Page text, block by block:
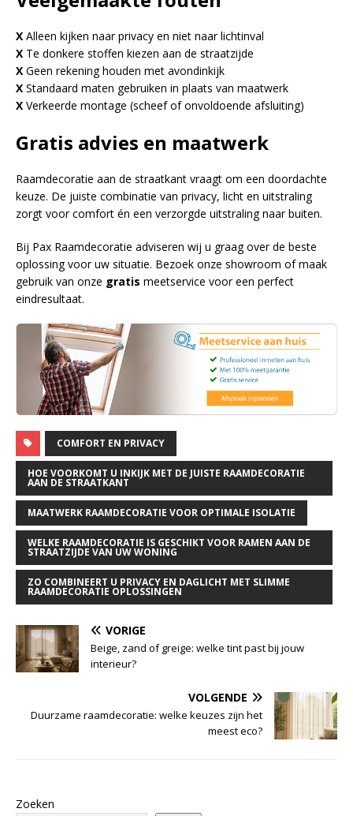
X Alleen kijken naar privacy en niet naar lichtinval
X Te donkere stoffen kiezen aan de straatzijde
X Geen rekening houden met avondinkijk
X Standaard maten gebruiken in plaats van maatwerk
X Verkeerde montage (scheef of onvoldoende afsluiting)
Gratis advies en maatwerk
Raamdecoratie aan de straatkant vraagt om een doordachte
keuze. De juiste combinatie van privacy, licht en uitstraling
zorgt voor comfort én een verzorgde uitstraling naar buiten.
Bij Pax Raamdecoratie adviseren wij u graag over de beste
oplossing voor uw situatie. Bezoek onze showroom of maak
gebruik van onze gratis meetservice voor een perfect
eindresultaat.
COMFORT EN PRIVACY
HOE VOORKOMT U INKIJK MET DE JUISTE RAAMDECORATIE
AAN DE STRAATKANT
MAATWERK RAAMDECORATIE VOOR OPTIMALE ISOLATIE
WELKE RAAMDECORATIE IS GESCHIKT VOOR RAMEN AAN DE
STRAATZIJDE VAN UW WONING
ZO COMBINEERT U PRIVACY EN DAGLICHT MET SLIMME
RAAMDECORATIE OPLOSSINGEN
VORIGE
Beige, zand of greige: welke tint past bij jouw
interieur?
VOLGENDE
Duurzame raamdecoratie: welke keuzes zijn het
meest eco?
Zoeken